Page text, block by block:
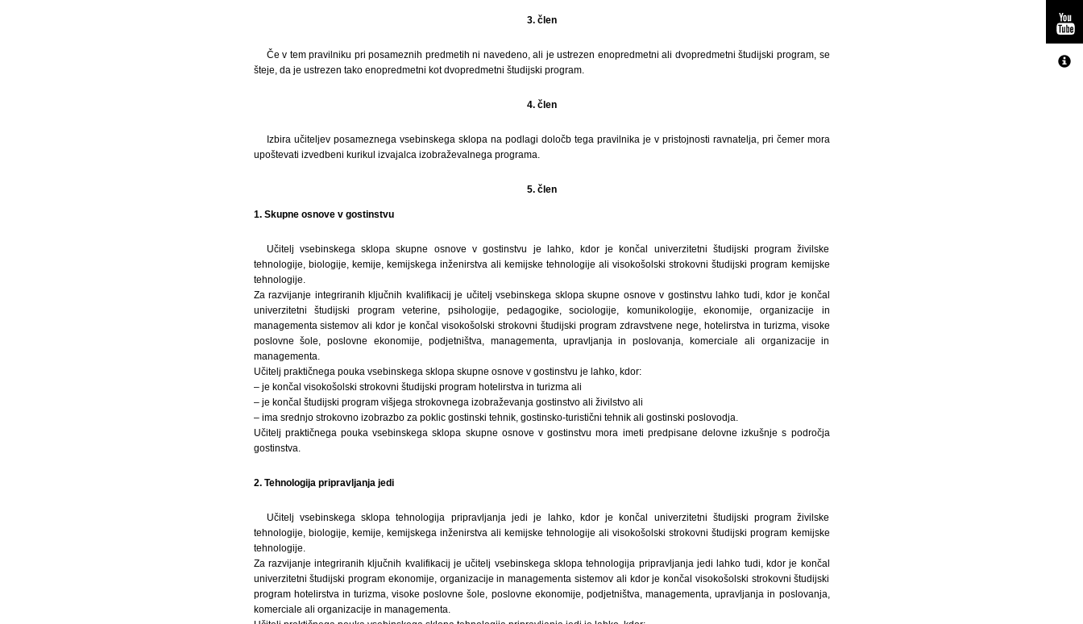
3. člen
Če v tem pravilniku pri posameznih predmetih ni navedeno, ali je ustrezen enopredmetni ali dvopredmetni študijski program, se
šteje, da je ustrezen tako enopredmetni kot dvopredmetni študijski program.
4. člen
Izbira učiteljev posameznega vsebinskega sklopa na podlagi določb tega pravilnika je v pristojnosti ravnatelja, pri čemer mora
upoštevati izvedbeni kurikul izvajalca izobraževalnega programa.
5. člen
1. Skupne osnove v gostinstvu
Učitelj vsebinskega sklopa skupne osnove v gostinstvu je lahko, kdor je končal univerzitetni študijski program živilske
tehnologije, biologije, kemije, kemijskega inženirstva ali kemijske tehnologije ali visokošolski strokovni študijski program kemijske
tehnologije.
Za razvijanje integriranih ključnih kvalifikacij je učitelj vsebinskega sklopa skupne osnove v gostinstvu lahko tudi, kdor je končal
univerzitetni študijski program veterine, psihologije, pedagogike, sociologije, komunikologije, ekonomije, organizacije in
managementa sistemov ali kdor je končal visokošolski strokovni študijski program zdravstvene nege, hotelirstva in turizma, visoke
poslovne šole, poslovne ekonomije, podjetništva, managementa, upravljanja in poslovanja, komerciale ali organizacije in
managementa.
Učitelj praktičnega pouka vsebinskega sklopa skupne osnove v gostinstvu je lahko, kdor:
– je končal visokošolski strokovni študijski program hotelirstva in turizma ali
– je končal študijski program višjega strokovnega izobraževanja gostinstvo ali živilstvo ali
– ima srednjo strokovno izobrazbo za poklic gostinski tehnik, gostinsko-turistični tehnik ali gostinski poslovodja.
Učitelj praktičnega pouka vsebinskega sklopa skupne osnove v gostinstvu mora imeti predpisane delovne izkušnje s področja
gostinstva.
2. Tehnologija pripravljanja jedi
Učitelj vsebinskega sklopa tehnologija pripravljanja jedi je lahko, kdor je končal univerzitetni študijski program živilske
tehnologije, biologije, kemije, kemijskega inženirstva ali kemijske tehnologije ali visokošolski strokovni študijski program kemijske
tehnologije.
Za razvijanje integriranih ključnih kvalifikacij je učitelj vsebinskega sklopa tehnologija pripravljanja jedi lahko tudi, kdor je končal
univerzitetni študijski program ekonomije, organizacije in managementa sistemov ali kdor je končal visokošolski strokovni študijski
program hotelirstva in turizma, visoke poslovne šole, poslovne ekonomije, podjetništva, managementa, upravljanja in poslovanja,
komerciale ali organizacije in managementa.